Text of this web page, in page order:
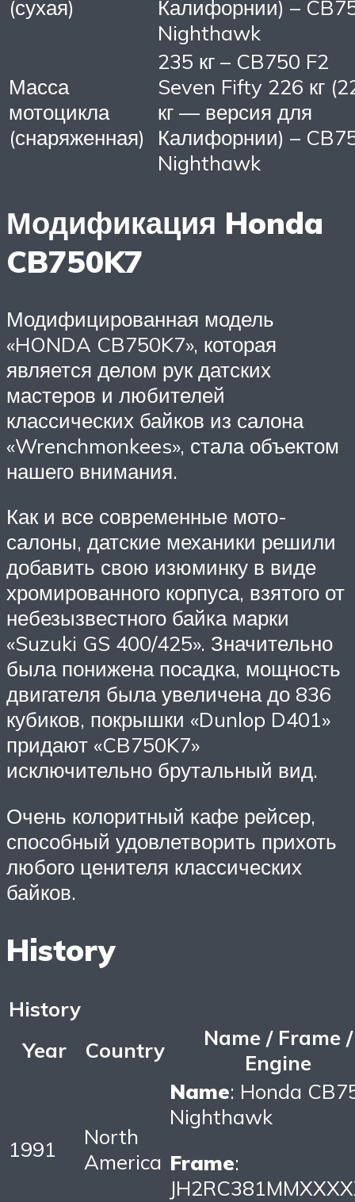
(сухая)
Калифорнии) –
Nighthawk
Масса
мотоцикла
(снаряженная)
235 кг – CB750 F2
Seven Fifty 226 кг
кг — версия для
Калифорнии) –
Nighthawk
Модификация Honda
CB750K7
Модифицированная модель
«HONDA CB750K7», которая
является делом рук датских
мастеров и любителей
классических байков из салона
«Wrenchmonkees», стала объектом
нашего внимания.
Как и все современные мото-
салоны, датские механики решили
добавить свою изюминку в виде
хромированного корпуса, взятого от
небезызвестного байка марки
«Suzuki GS 400/425». Значительно
была понижена посадка, мощность
двигателя была увеличена до 836
кубиков, покрышки «Dunlop D401»
придают «CB750K7»
исключительно брутальный вид.
Очень колоритный кафе рейсер,
способный удовлетворить прихоть
любого ценителя классических
байков.
History
History
Year
Country
Name / Frame /
Engine
1991
North
America
Name: Honda
Nighthawk
Frame: